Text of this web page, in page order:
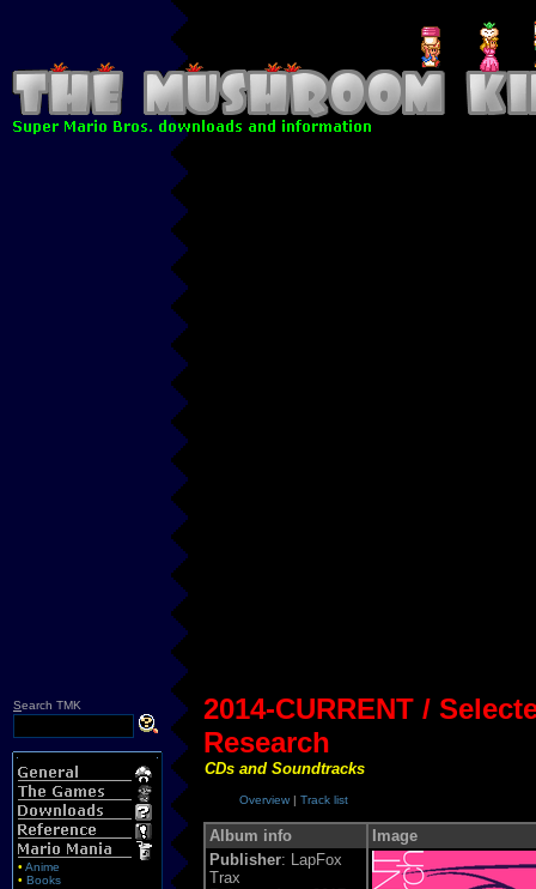
Search TMK
• Anime
• Books
2014-CURRENT /
Research
CDs and Soundtracks
Overview | Track list
Album info
Image
Publisher: LapFox
Trax